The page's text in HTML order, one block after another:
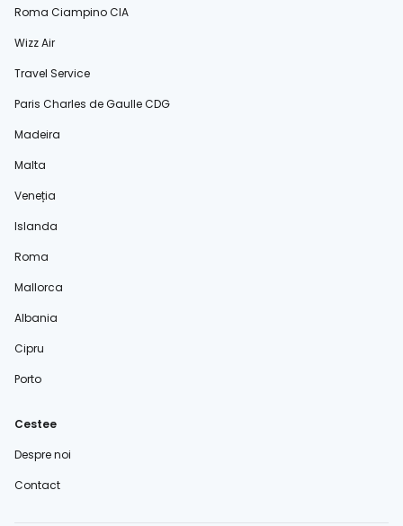
Roma Ciampino CIA
Wizz Air
Travel Service
Paris Charles de Gaulle CDG
Madeira
Malta
Veneția
Islanda
Roma
Mallorca
Albania
Cipru
Porto
Cestee
Despre noi
Contact